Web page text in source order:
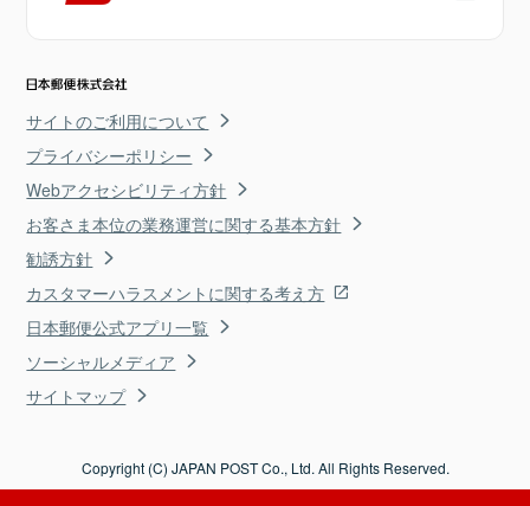
サイトのご利用について
プライバシーポリシー
Webアクセシビリティ方針
お客さま本位の業務運営に関する基本方針
勧誘方針
カスタマーハラスメントに関する考え方
日本郵便公式アプリ一覧
ソーシャルメディア
サイトマップ
Copyright (C) JAPAN POST Co., Ltd. All Rights Reserved.